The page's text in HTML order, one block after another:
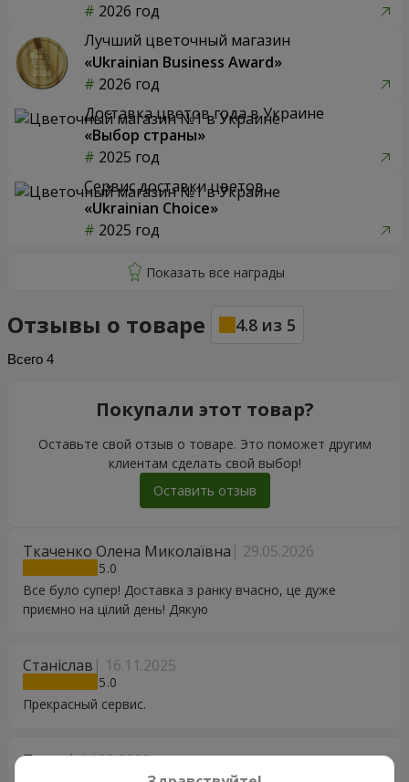
2026 год
Лучший цветочный магазин
«Ukrainian Business Award»
2026 год
Доставка цветов года в Украине
«Выбор страны»
2025 год
Сервис доставки цветов
«Ukrainian Choice»
2025 год
Отзывы о товаре 4.8 из 5
Всего 4
Ткаченко Олена Миколаївна 29.05.2026
5
Все було супер! Доставка з ранку вчасно, це дуже
приємно на цілий день! Дякую
Станіслав 16.11.2025
5
Прекрасный сервис.
Павел 14.09.2025
Покупали этот товар?
Оставьте свой отзыв о товаре. Это поможет другим
клиентам сделать свой выбор!
Оставить отзыв